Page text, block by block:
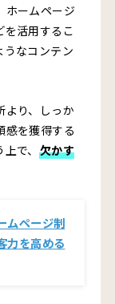
ホームページ
を活用するこ
うなコンテン
より、しっか
感を獲得する
で、 欠かす
ムページ制
力を高める